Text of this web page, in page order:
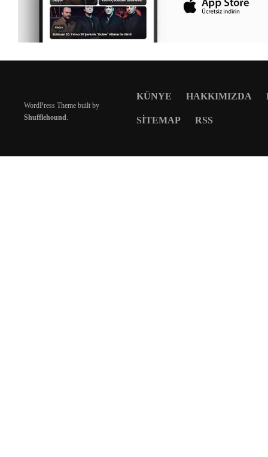
WordPress Theme built by
Shufflehound.
KÜNYE HAKKIMIZDA
SITEMAP RSS